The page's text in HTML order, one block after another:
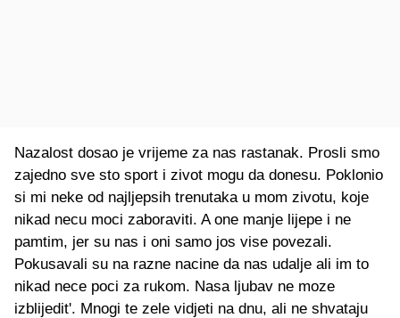
Nazalost dosao je vrijeme za nas rastanak. Prosli smo
zajedno sve sto sport i zivot mogu da donesu. Poklonio
si mi neke od najljepsih trenutaka u mom zivotu, koje
nikad necu moci zaboraviti. A one manje lijepe i ne
pamtim, jer su nas i oni samo jos vise povezali.
Pokusavali su na razne nacine da nas udalje ali im to
nikad nece poci za rukom. Nasa ljubav ne moze
izblijedit'. Mnogi te zele vidjeti na dnu, ali ne shvataju